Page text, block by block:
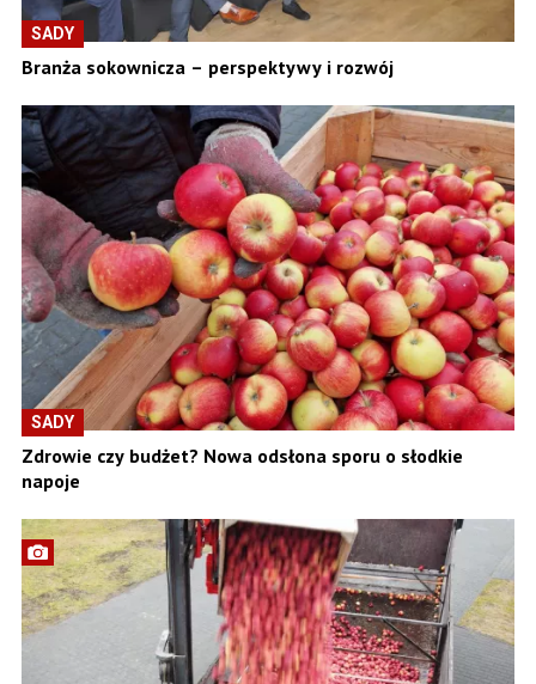
SADY
Branża sokownicza – perspektywy i rozwój
SADY
Zdrowie czy budżet? Nowa odsłona sporu o słodkie
napoje